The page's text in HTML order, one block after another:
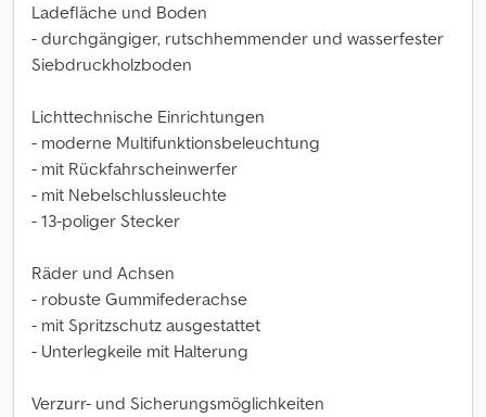
Ladefläche und Boden
- durchgängiger, rutschhemmender und wasserfester
Siebdruckholzboden
Lichttechnische Einrichtungen
- moderne Multifunktionsbeleuchtung
- mit Rückfahrscheinwerfer
- mit Nebelschlussleuchte
- 13-poliger Stecker
Räder und Achsen
- robuste Gummifederachse
- mit Spritzschutz ausgestattet
- Unterlegkeile mit Halterung
Verzurr- und Sicherungsmöglichkeiten